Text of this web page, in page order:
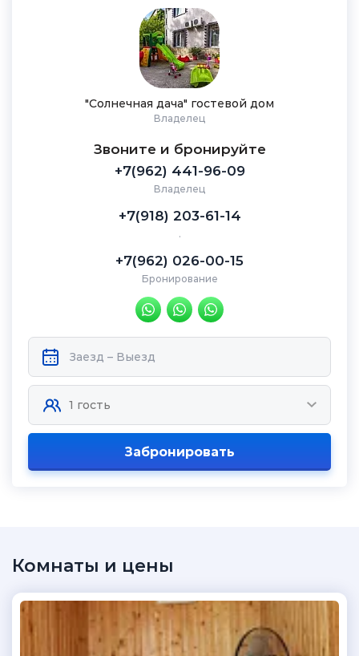
"Солнечная дача" гостевой дом
Владелец
Звоните и бронируйте
+7(962) 441-96-09
Владелец
+7(918) 203-61-14
.
+7(962) 026-00-15
Бронирование
Забронировать
Комнаты и цены